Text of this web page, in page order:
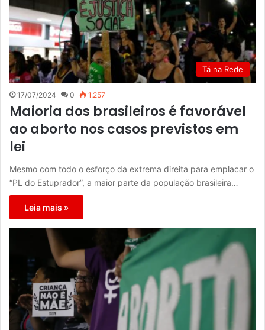
Tá na Rede
17/07/2024 0 1.257
Maioria dos brasileiros é favorável
ao aborto nos casos previstos em
lei
Mesmo com todo o esforço da extrema direita para emplacar o
“PL do Estuprador”, a maior parte da população brasileira…
Leia mais »